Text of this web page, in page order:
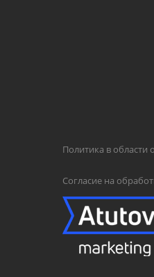
Политика в
Согласие на